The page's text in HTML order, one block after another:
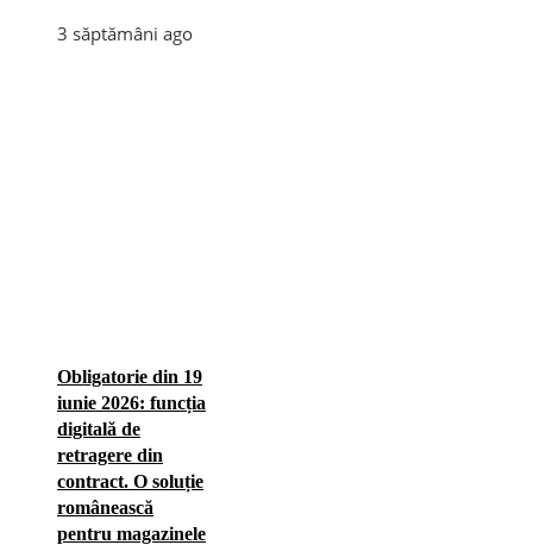
3 săptămâni ago
Obligatorie din 19
iunie 2026: funcția
digitală de
retragere din
contract. O soluție
românească
pentru magazinele